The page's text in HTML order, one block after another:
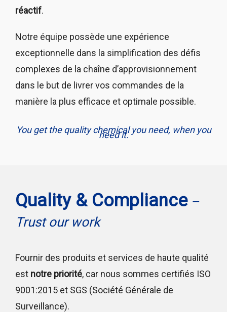
réactif.
Notre équipe possède une expérience
exceptionnelle dans la simplification des défis
complexes de la chaîne d’approvisionnement
dans le but de livrer vos commandes de la
manière la plus efficace et optimale possible.
You get the quality chemical you need, when you
need it.
Quality & Compliance –
Trust our work
Fournir des produits et services de haute qualité
est notre priorité, car nous sommes certifiés ISO
9001:2015 et SGS (Société Générale de
Surveillance).